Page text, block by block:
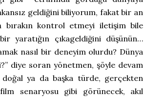
geldiğini biliyorum, fakat bir an
bırakın kontrol etmeyi iletişim bile
yaratığın çıkageldiğini düşünün…
nasıl bir deneyim olurdu? Dünya
diye soran yönetmen, şöyle devam
doğal ya da başka türde, gerçekten
senaryosu gibi görünecek, akıl